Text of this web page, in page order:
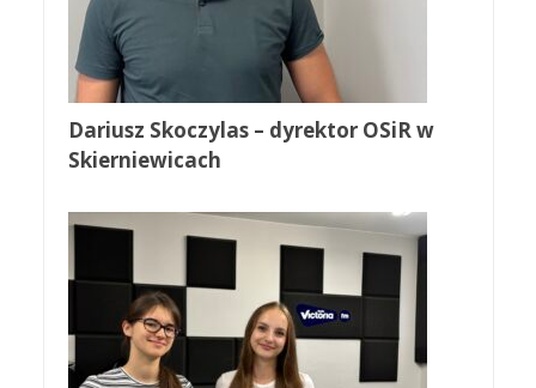
Dariusz Skoczylas – dyrektor OSiR w
Skierniewicach